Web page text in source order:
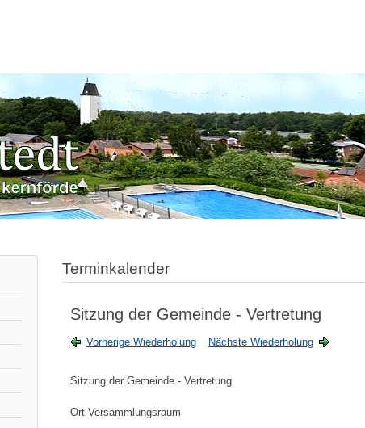
Terminkalender
Sitzung der Gemeinde - Vertretung
Vorherige Wiederholung Nächste Wiederholung
Sitzung der Gemeinde - Vertretung
Ort Versammlungsraum